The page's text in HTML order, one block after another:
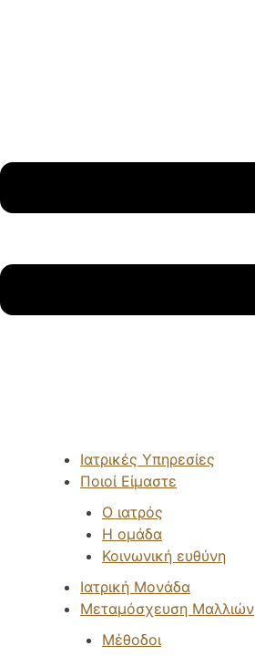
Ιατρικές Υπηρεσίες
Ποιοί Είμαστε
Ο ιατρός
Η ομάδα
Κοινωνική ευθύνη
Ιατρική Μονάδα
Μεταμόσχευση Μαλλιών
Μέθοδοι